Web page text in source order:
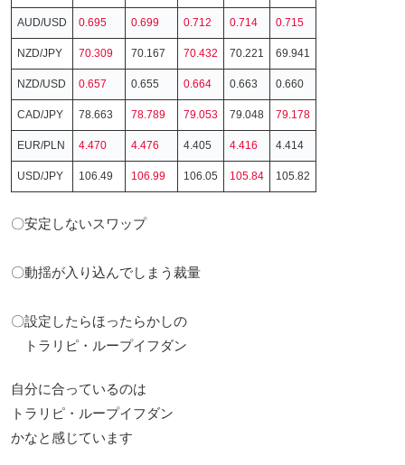
AUD/USD 0.695 0.699 0.712 0.714 0.715
NZD/JPY 70.309 70.167 70.432 70.221 69.941
NZD/USD 0.657 0.655 0.664 0.663 0.660
CAD/JPY 78.663 78.789 79.053 79.048 79.178
EUR/PLN 4.470 4.476 4.405 4.416 4.414
USD/JPY 106.49 106.99 106.05 105.84 105.82
〇安定しないスワップ
〇動揺が入り込んでしまう裁量
〇設定したらほったらかしの
トラリピ・ループイフダン
自分に合っているのは
トラリピ・ループイフダン
かなと感じています